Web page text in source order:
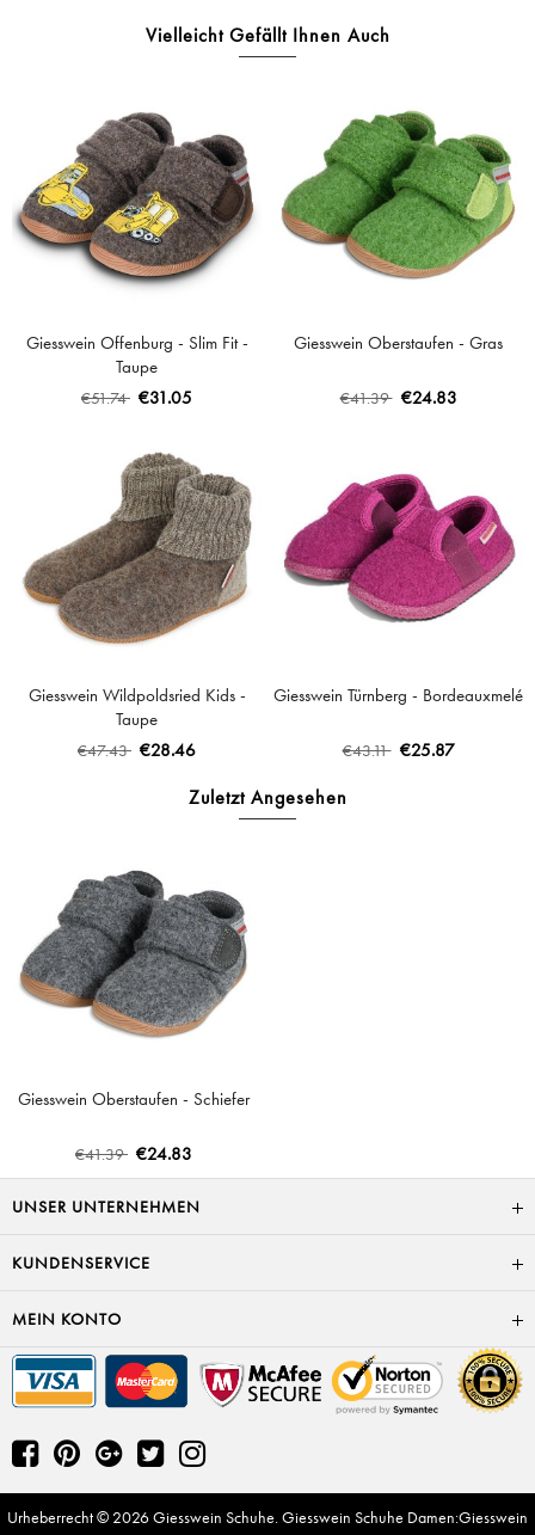
Vielleicht Gefällt Ihnen Auch
Giesswein Offenburg - Slim Fit -
Taupe
€51.74 €31.05
Giesswein Oberstaufen - Gras
€41.39 €24.83
Giesswein Wildpoldsried Kids -
Taupe
€47.43 €28.46
Giesswein Türnberg - Bordeauxmelé
€43.11 €25.87
Zuletzt Angesehen
Giesswein Oberstaufen - Schiefer
€41.39 €24.83
UNSER UNTERNEHMEN
KUNDENSERVICE
MEIN KONTO
Urheberrecht © 2026Giesswein Schuhe.Giesswein Schuhe Damen:Giesswein